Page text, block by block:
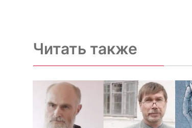
Читать также